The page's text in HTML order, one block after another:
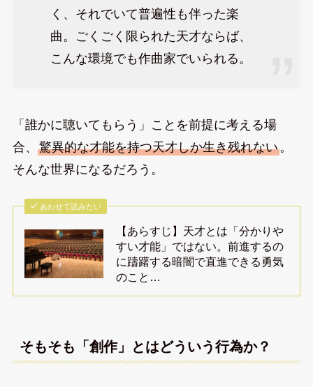
く、それでいて普遍性も伴った楽
曲。ごくごく限られた天才ならば、
こんな環境でも作曲家でいられる。
「誰かに聴いてもらう」ことを前提に考える場
合、 驚異的な才能を持つ天才しか生き残れない。
そんな世界になるだろう。
あわせて読みたい
【あらすじ】天才とは「分かりや
すい才能」ではない。前進するの
に躊躇する暗闇で直進できる勇気
のこと…
そもそも「創作」とはどういう行為か？